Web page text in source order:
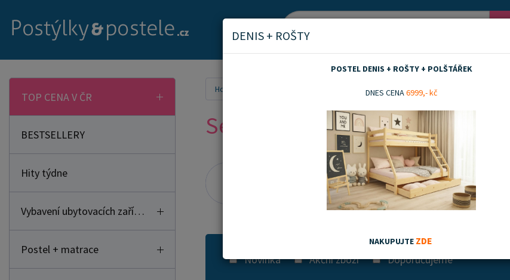
TOP CENA V ČR
BESTSELLERY
Hity týdne
Vybavení ubytovacích zařízení
Postel + matrace
Home
Sedací vaky a pytle
Sedací pytle
Novinka Akční zboží Doporučujeme
DENIS + ROŠTY
POSTEL DENIS + ROŠTY + POLŠTÁŘEK
DNES CENA6999,- kč
NAKUPUJTE ZDE